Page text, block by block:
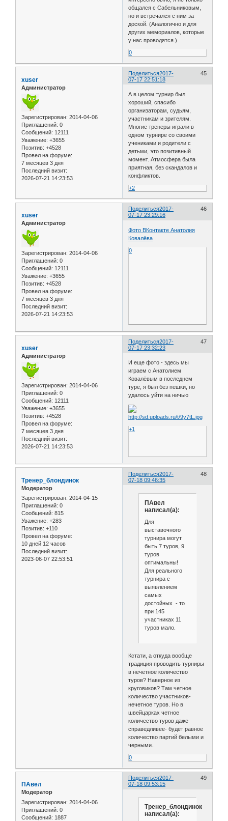
общался с Сабельниковым,
но и встречался с ним за
доской. (Аналогично и для
других мемориалов, которые
у нас проводятся.)
0
Поделиться 45
2017-
07-17 22:51:18
xuser
Администратор
Зарегистрирован: 2014-04-06
Приглашений: 0
Сообщений: 12111
Уважение: +3655
Позитив: +4528
Провел на форуме:
7 месяцев 3 дня
Последний визит:
2026-07-21 14:23:53
А в целом турнир был
хороший, спасибо
организаторам, судьям,
участникам и зрителям.
Многие тренеры играли в
одном турнире со своими
учениками и родители с
детьми, это позитивный
момент. Атмосфера была
приятная, без скандалов и
конфликтов.
+2
Поделиться 46
2017-
07-17 23:29:16
xuser
Администратор
Зарегистрирован: 2014-04-06
Приглашений: 0
Сообщений: 12111
Уважение: +3655
Позитив: +4528
Провел на форуме:
7 месяцев 3 дня
Последний визит:
2026-07-21 14:23:53
Фото ВКонтакте Анатолия
Ковалёва
0
Поделиться 47
2017-
07-17 23:32:23
xuser
Администратор
Зарегистрирован: 2014-04-06
Приглашений: 0
Сообщений: 12111
Уважение: +3655
Позитив: +4528
Провел на форуме:
7 месяцев 3 дня
Последний визит:
2026-07-21 14:23:53
И еще фото - здесь мы
играем с Анатолием
Ковалёвым в последнем
туре, я был без пешки, но
удалось уйти на ничью
+1
Поделиться 48
2017-
07-18 09:46:35
Тренер_блондинок
Модератор
Зарегистрирован: 2014-04-15
Приглашений: 0
Сообщений: 815
Уважение: +283
Позитив: +110
Провел на форуме:
10 дней 12 часов
Последний визит:
2023-06-07 22:53:51
ПАвел
написал(а):
Для
выставочного
турнира могут
быть 7 туров, 9
туров
оптимальны!
Для реального
турнира с
выявлением
самых
достойных - то
при 145
участниках 11
туров мало.
Кстати, а откуда вообще
традиция проводить турниры
в нечетное количество
туров? Наверное из
круговиков? Там четное
количество участников-
нечетное туров. Но в
швейцарках четное
количество туров даже
справедливее- будет равное
количество партий белыми и
черными..
0
Поделиться 49
2017-
07-18 09:53:15
ПАвел
Модератор
Зарегистрирован: 2014-04-06
Приглашений: 0
Сообщений: 1887
Тренер_блондинок
написал(а):